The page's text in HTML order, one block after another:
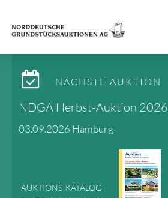
NÄCHSTE AUKTION
NDGA Herbst-Auktion 2026
03.09.2026 Hamburg
AUKTIONS-KATALOG